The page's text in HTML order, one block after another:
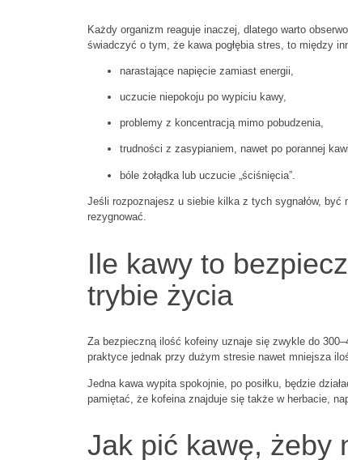
Każdy organizm reaguje inaczej, dlatego warto
świadczyć o tym, że kawa pogłębia stres, to między
narastające napięcie zamiast energii,
uczucie niepokoju po wypiciu kawy,
problemy z koncentracją mimo pobudzenia,
trudności z zasypianiem, nawet po porannej
bóle żołądka lub uczucie „ściśnięcia”.
Jeśli rozpoznajesz u siebie kilka z tych sygnałów,
rezygnować.
Ile kawy to
trybie życia
Za bezpieczną ilość kofeiny uznaje się zwykle do
praktyce jednak przy dużym stresie nawet mniejsza
Jedna kawa wypita spokojnie, po posiłku, będzie
pamiętać, że kofeina znajduje się także w herbacie,
Jak pić kawę, żeby